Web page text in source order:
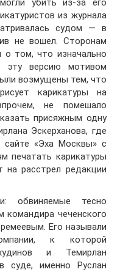
убить из-за его
из журнала
судом — в
не вошел. Сторонам
о том, что изначально
эту версию мотивом
возмущены тем, что
карикатуры на
не помешало
присяжным одну
Эскерханова, где
«Эха Москвы» с
печатать карикатуры
расстрел редакции
обвиняемые тесно
командира чеченского
Его называли
к которой
и Темирлан
суде, именно Руслан